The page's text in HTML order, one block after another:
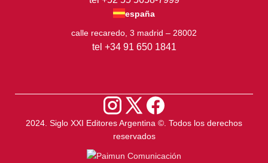
españa
calle recaredo, 3 madrid – 28002
tel +34 91 650 1841
2024. Siglo XXI Editores Argentina ©️. Todos los derechos
reservados